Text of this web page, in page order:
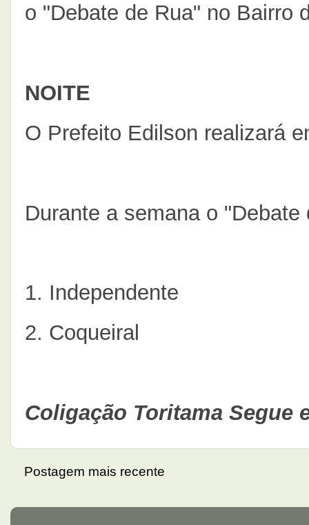
o "Debate de Rua" no Bairro
NOITE
O Prefeito Edilson realizará
Durante a semana o
1. Independente
2. Coqueiral
Coligação Toritama Segue
Postagem mais recente